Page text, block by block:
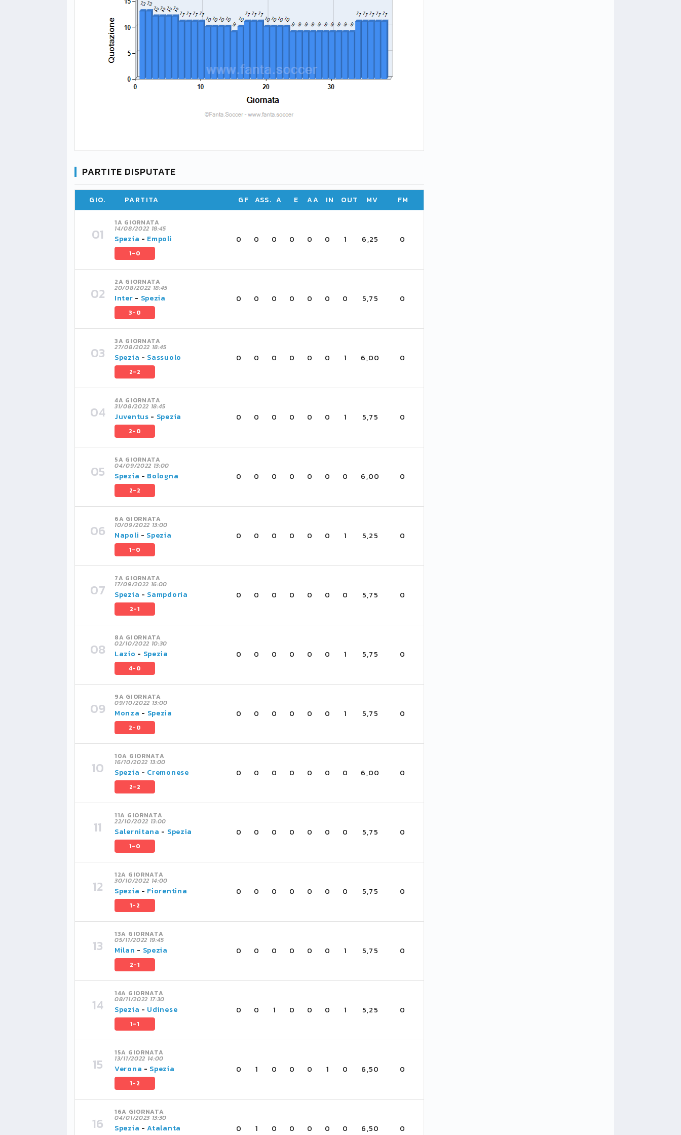
PARTITE DISPUTATE
GIO. PARTITA GF ASS. A E AA IN OUT MV FM
1A GIORNATA
14/08/2022 18:45
Spezia - Empoli
1-0
0 0 0 0 0 0 1 6,25 0
2A GIORNATA
20/08/2022 18:45
Inter - Spezia
3-0
0 0 0 0 0 0 0 5,75 0
3A GIORNATA
27/08/2022 18:45
Spezia - Sassuolo
2-2
0 0 0 0 0 0 1 6,00 0
4A GIORNATA
31/08/2022 18:45
Juventus - Spezia
2-0
0 0 0 0 0 0 1 5,75 0
5A GIORNATA
04/09/2022 13:00
Spezia - Bologna
2-2
0 0 0 0 0 0 0 6,00 0
6A GIORNATA
10/09/2022 13:00
Napoli - Spezia
1-0
0 0 0 0 0 0 1 5,25 0
7A GIORNATA
17/09/2022 16:00
Spezia - Sampdoria
2-1
0 0 0 0 0 0 0 5,75 0
8A GIORNATA
02/10/2022 10:30
Lazio - Spezia
4-0
0 0 0 0 0 0 1 5,75 0
9A GIORNATA
09/10/2022 13:00
Monza - Spezia
2-0
0 0 0 0 0 0 1 5,75 0
10A GIORNATA
16/10/2022 13:00
Spezia - Cremonese
2-2
0 0 0 0 0 0 0 6,00 0
11A GIORNATA
22/10/2022 13:00
Salernitana - Spezia
1-0
0 0 0 0 0 0 0 5,75 0
12A GIORNATA
30/10/2022 14:00
Spezia - Fiorentina
1-2
0 0 0 0 0 0 0 5,75 0
13A GIORNATA
05/11/2022 19:45
Milan - Spezia
2-1
0 0 0 0 0 0 1 5,75 0
14A GIORNATA
08/11/2022 17:30
Spezia - Udinese
1-1
0 0 1 0 0 0 1 5,25 0
15A GIORNATA
13/11/2022 14:00
Verona - Spezia
1-2
0 1 0 0 0 1 0 6,50 0
16A GIORNATA
04/01/2023 13:30
Spezia -Atalanta 0 1 0 0 0 0 0 6,50 0